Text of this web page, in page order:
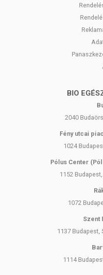
BIO
2040
Fény utcai
1024
Pólus Center
1152
1072
Szent
1137 Budapest,
1114